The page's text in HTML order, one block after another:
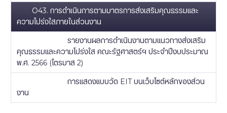
O43. การดำเนินการตามมาตรการส่งเสริมคุณธรรมและ
ความโปร่งใสภายในส่วนงาน
รายงานผลการดำเนินงานตามแนวทางส่งเสริม
คุณธรรมและความโปร่งใส คณะรัฐศาสตร์ฯ ประจำปีงบประมาณ
พ.ศ. 2566 (ไตรมาส 2)
การแสดงแบบวัด EIT บนเว็บไซต์หลักของส่วน
งาน